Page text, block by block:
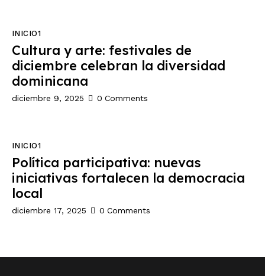
INICIO1
Cultura y arte: festivales de
diciembre celebran la diversidad
dominicana
diciembre 9, 2025 0 Comments
INICIO1
Política participativa: nuevas
iniciativas fortalecen la democracia
local
diciembre 17, 2025 0 Comments